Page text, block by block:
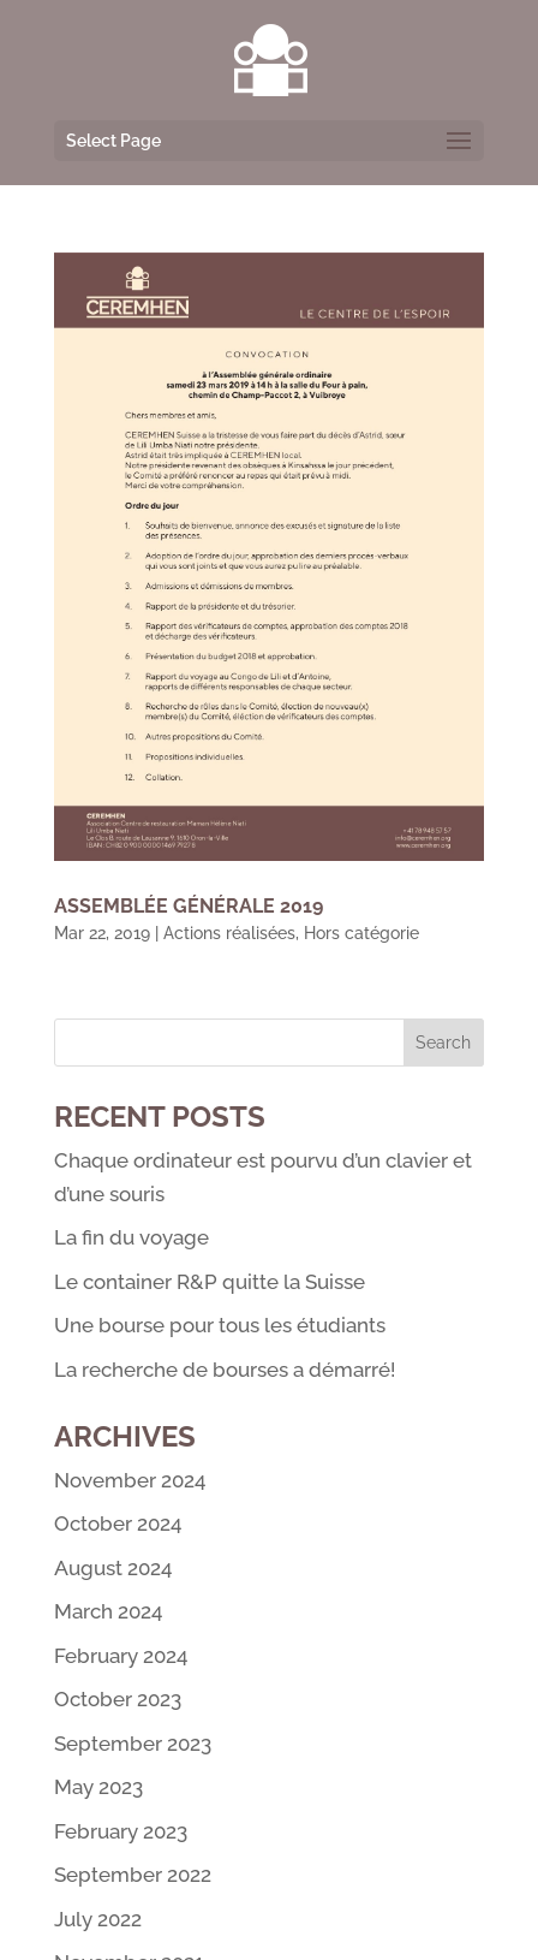
Select Page
ASSEMBLÉE GÉNÉRALE 2019
Mar 22, 2019| Actions réalisées, Hors catégorie
RECENT POSTS
Chaque ordinateur est pourvu d’un clavier et
d’une souris
La fin du voyage
Le container R&P quitte la Suisse
Une bourse pour tous les étudiants
La recherche de bourses a démarré!
ARCHIVES
November 2024
October 2024
August 2024
March 2024
February 2024
October 2023
September 2023
May 2023
February 2023
September 2022
July 2022